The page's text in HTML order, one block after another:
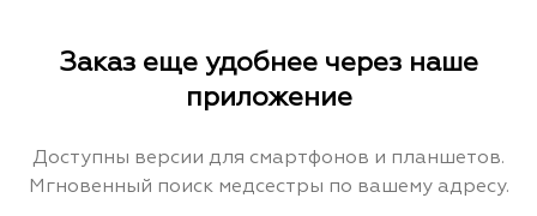
Заказ еще удобнее через наше
приложение
Доступны версии для смартфонов и планшетов.
Мгновенный поиск медсестры по вашему адресу.